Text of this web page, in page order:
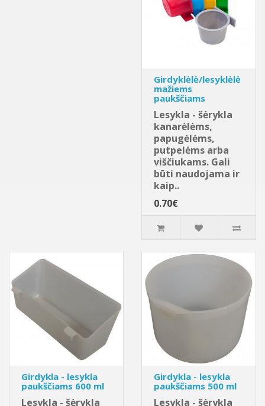
Girdyklėlė/lesyklėlė
mažiems
paukščiams
Lesykla - šėrykla
kanarėlėms,
papugėlėms,
putpelėms arba
viščiukams. Gali
būti naudojama ir
kaip..
0.70€
Girdykla - lesykla
paukščiams 600 ml
Lesykla - šėrykla
Girdykla - lesykla
paukščiams 500 ml
Lesykla - šėrykla